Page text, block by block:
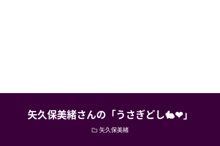
矢久保美緒さんの「うさぎどし🐇❤︎」
矢久保美緒